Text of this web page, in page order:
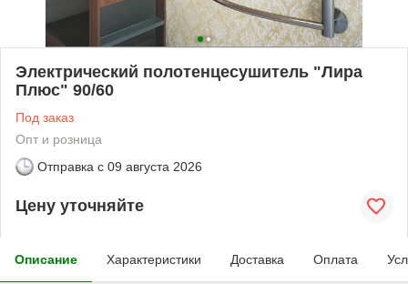
Электрический полотенцесушитель "Лира
Плюс" 90/60
Под заказ
Опт и розница
Отправка с 09 августа 2026
Цену уточняйте
Описание Характеристики Доставка Оплата